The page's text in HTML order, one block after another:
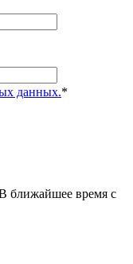
данных.*
ближайшее время с